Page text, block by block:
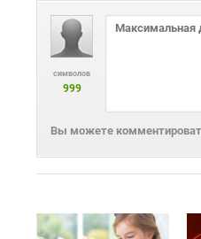
символов
999
Вы можете